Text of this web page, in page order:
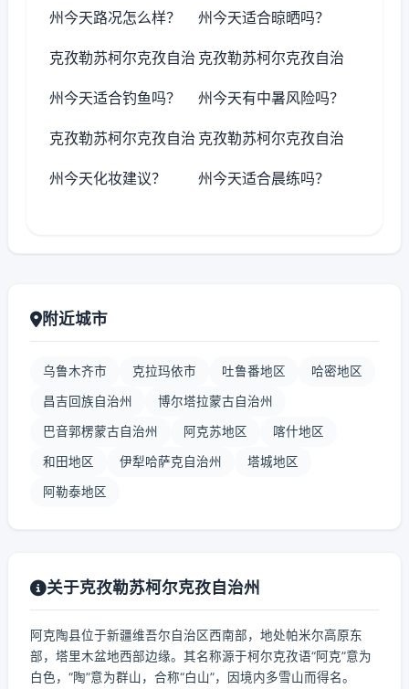
州今天路况怎么样？ 州今天适合晾晒吗？
克孜勒苏柯尔克孜自治
州今天适合钓鱼吗？
克孜勒苏柯尔克孜自治
州今天有中暑风险吗？
克孜勒苏柯尔克孜自治
州今天化妆建议？
克孜勒苏柯尔克孜自治
州今天适合晨练吗？
附近城市
乌鲁木齐市 克拉玛依市 吐鲁番地区 哈密地区
昌吉回族自治州 博尔塔拉蒙古自治州
巴音郭楞蒙古自治州 阿克苏地区 喀什地区
和田地区 伊犁哈萨克自治州 塔城地区
阿勒泰地区
关于克孜勒苏柯尔克孜自治州
阿克陶县位于新疆维吾尔自治区西南部，地处帕米尔高原东
部，塔里木盆地西部边缘。其名称源于柯尔克孜语“阿克”意为
白色，“陶”意为群山，合称“白山”，因境内多雪山而得名。